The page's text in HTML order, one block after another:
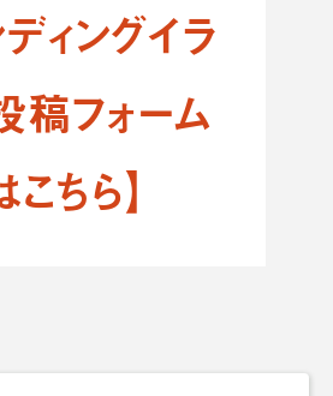
ディングイラ
稿フォーム
こちら】